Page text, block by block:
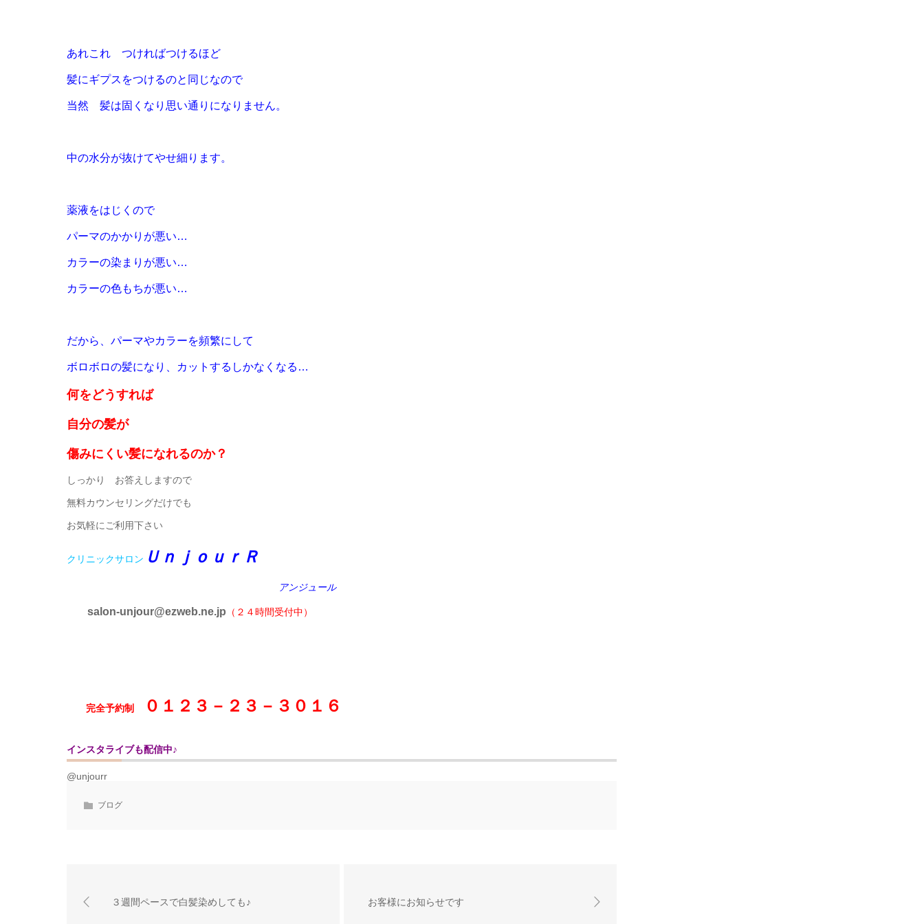
あれこれ つければつけるほど
髪にギプスをつけるのと同じなので
当然 髪は固くなり思い通りになりません。
中の水分が抜けてやせ細ります。
薬液をはじくので
パーマのかかりが悪い…
カラーの染まりが悪い…
カラーの色もちが悪い…
だから、パーマやカラーを頻繁にして
ボロボロの髪になり 、カットするしかなくなる…
何をどうすれば
自分の髪が
傷みにくい髪になれるのか？
しっかり お答えしますので
無料カウンセリングだけでも
お気軽にご利用下さい
クリニックサロン ＵｎｊｏｕｒＲ
アンジュール
salon-unjour@ezweb.ne.jp （２４時間受付中）
完全予約制 ０１２３－２３－３０１６
インスタライブも配信中♪
@unjourr
ブログ
３週間ペースで白髪染めしても♪ お客様にお知らせです